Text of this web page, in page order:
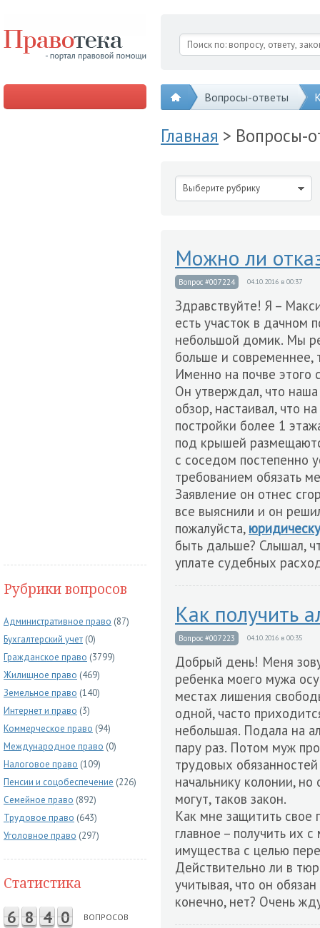
Вопросы-ответы
Рубрики вопросов
Административное право (87)
Бухгалтерский учет (0)
Гражданское право (3799)
Жилищное право (469)
Земельное право (140)
Интернет и право (3)
Коммерческое право (94)
Международное право (0)
Налоговое право (109)
Пенсии и соцобеспечение (226)
Семейное право (892)
Трудовое право (643)
Уголовное право (297)
Статистика
6 8 4 0 ВОПРОСОВ
Главная > Вопросы-
Выберите рубрику
Можно ли
Вопрос #007224 04.10.2016 в 00:37
Здравствуйте! Я –
есть участок в дачном
небольшой домик. Мы
больше и современнее,
Именно на почве этого
Он утверждал, что
обзор, настаивал, что
постройки более 1
под крышей
с соседом постепенно
требованием обязать
Заявление он отнес
все выяснили и он
пожалуйста,
быть дальше? Слышал,
уплате судебных
Как получить
Вопрос #007223 04.10.2016 в 00:35
Добрый день! Меня
ребенка моего мужа
местах лишения
одной, часто
небольшая. Подала на
пару раз. Потом муж
трудовых
начальнику колонии, но
могут, таков закон.
Как мне защитить свое
главное – получить их
имущества с целью
Действительно ли в
учитывая, что он
конечно, нет? Очень